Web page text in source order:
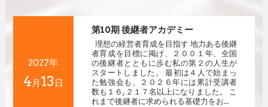
2027年
4月 13日
第10期 後継者アカデミー
理想の経営者育成を目指す 地力ある後継
者育成を目標に掲げ、２００１年、全国
の後継者とともに歩む私の第２の人生が
スタートしました。 最初は４人で始まっ
た勉強会も、２０２６年には累計受講者
数も１６,２１７名以上になりました。 こ
れまで後継者に求められる基礎力をお...